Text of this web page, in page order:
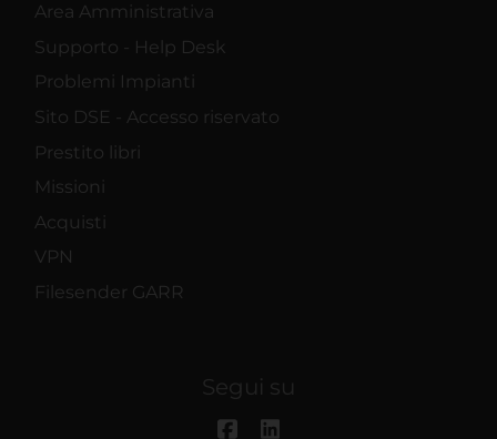
Area Amministrativa
Supporto - Help Desk
Problemi Impianti
Sito DSE - Accesso riservato
Prestito libri
Missioni
Acquisti
VPN
Filesender GARR
Segui su